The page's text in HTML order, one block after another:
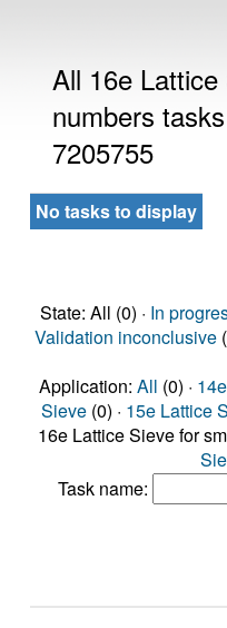
All 16e
numbers
7205755
No tasks to display
State: All (0) · In
Validation inconclusive
Application: All (0) ·
Sieve (0) · 15e Lattice
16e Lattice Sieve for
Task name: